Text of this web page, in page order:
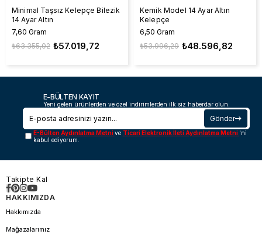
Minimal Taşsız Kelepçe Bilezik
14 Ayar Altın
7,60 Gram
₺57.019,72
₺63.355,02
Kemik Model 14 Ayar Altın
Kelepçe
6,50 Gram
₺48.596,82
₺53.996,29
E-BÜLTEN KAYIT
Yeni gelen ürünlerden ve özel indirimlerden ilk siz haberdar olun.
Gönder
E-Bülten Aydınlatma Metnive Ticari Elektronik İleti Aydınlatma Metni 'ni
kabul ediyorum.
Takipte Kal
HAKKIMIZDA
Hakkımızda
Mağazalarımız